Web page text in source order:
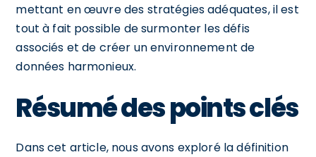
mettant en œuvre des stratégies adéquates, il est
tout à fait possible de surmonter les défis
associés et de créer un environnement de
données harmonieux.
Résumé des points clés
Dans cet article, nous avons exploré la définition